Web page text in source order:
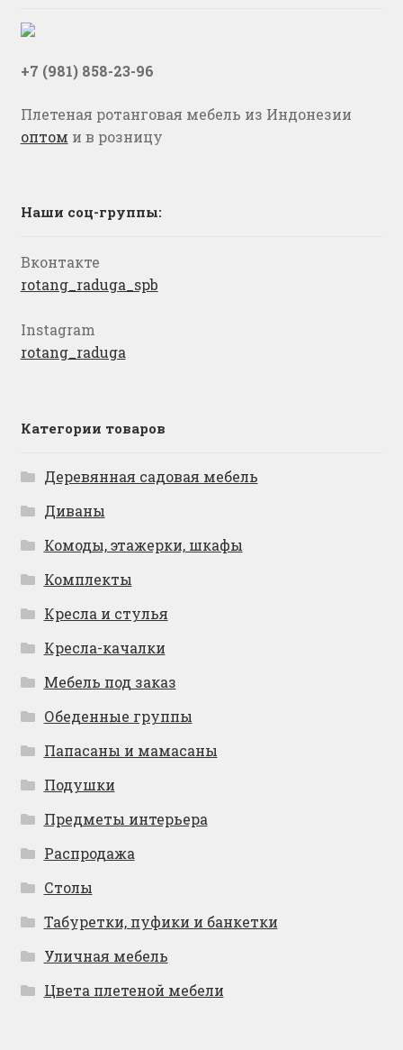
+7 (981) 858-23-96
Плетеная ротанговая мебель из Индонезии
оптом и в розницу
Наши соц-группы:
Вконтакте
rotang_raduga_spb
Instagram
rotang_raduga
Категории товаров
Деревянная садовая мебель
Диваны
Комоды, этажерки, шкафы
Комплекты
Кресла и стулья
Кресла-качалки
Мебель под заказ
Обеденные группы
Папасаны и мамасаны
Подушки
Предметы интерьера
Распродажа
Столы
Табуретки, пуфики и банкетки
Уличная мебель
Цвета плетеной мебели